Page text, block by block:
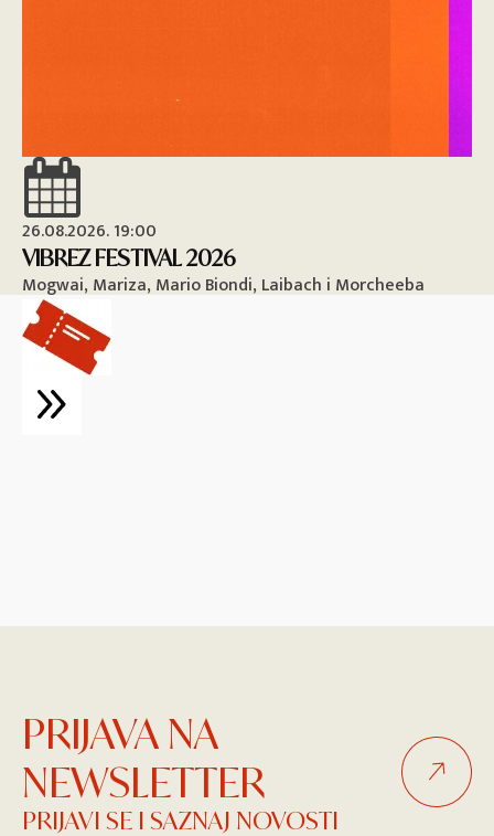
26.08.2026. 19:00
VIBREZ FESTIVAL 2026
Mogwai, Mariza, Mario Biondi, Laibach i Morcheeba
PRIJAVA NA
NEWSLETTER
PRIJAVI SE I SAZNAJ NOVOSTI